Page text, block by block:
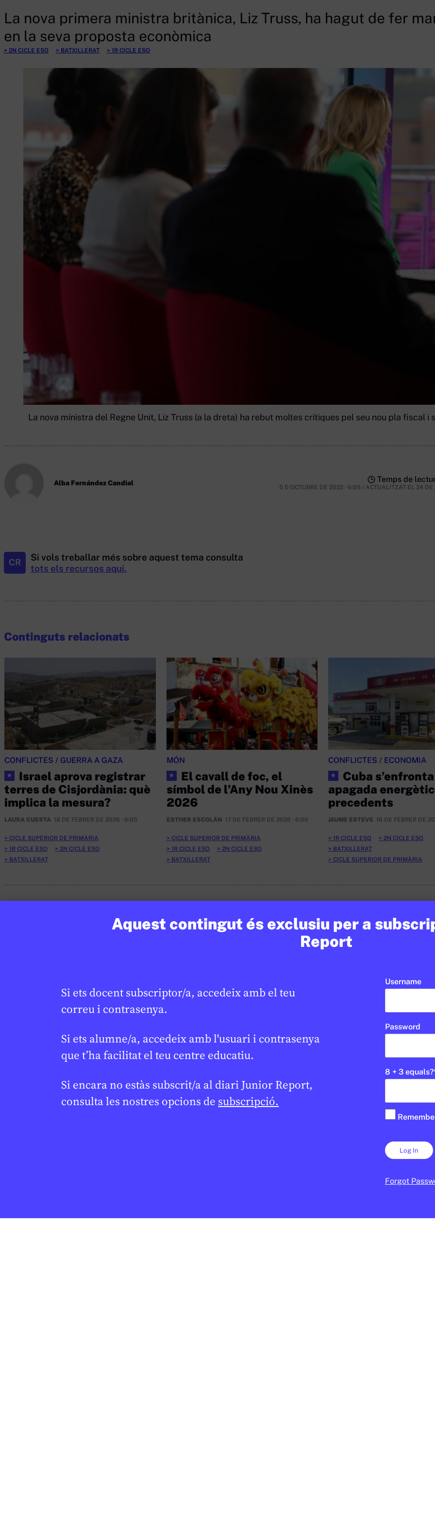
La nova primera ministra britànica, Liz Truss, ha hagut de fer
en la seva proposta econòmica
2N CICLE ESO BATXILLERAT 1R CICLE ESO
La nova ministra del Regne Unit, Liz Truss (a la dreta) ha rebut moltes crítiques pel seu nou pla fiscal
Alba Fernández Candial Temps de
5 D'OCTUBRE DE 2022 · 6:05 / ACTUALITZAT EL 24 DE
Aquest contingut és exclusiu per a
Report
Si ets docent subscriptor/a, accedeix amb el teu
correu i contrasenya.
Si ets alumne/a, accedeix amb l'usuari i contrasenya
que t’ha facilitat el teu centre educatiu.
Si encara no estàs subscrit/a al diari Junior Report,
consulta les nostres opcions de subscripció.
Username
Password
8 + 3 equals?
Forgot
CR
Si vols treballar més sobre aquest tema consulta
tots els recursos aquí.
Continguts relacionats
CONFLICTES / GUERRA A GAZA
★
Israel aprova registrar
terres de Cisjordània: què
implica la mesura?
LAURA CUESTA 18 DE FEBRER DE 2026 · 6:00
CICLE SUPERIOR DE PRIMÀRIA
1R CICLE ESO
2N CICLE ESO
BATXILLERAT
MÓN
★
El cavall de foc, el
símbol de l’Any Nou Xinès
2026
ESTHER ESCOLÁN 17 DE FEBRER DE 2026 · 6:00
CICLE SUPERIOR DE PRIMÀRIA
1R CICLE ESO
2N CICLE ESO
BATXILLERAT
CONFLICTES / ECONOMIA
★
Cuba
apagada
precedents
JAUME ESTEVE 16 DE FEBRER DE
1R CICLE ESO
2N CICLE ESO
BATXILLERAT
CICLE SUPERIOR DE PRIMÀRIA